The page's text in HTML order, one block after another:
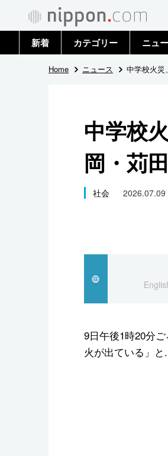
新着 カテゴリー
政治・外交
国際
社会
文化
スポーツ・東京2020
ニュ
トップ
Home ニュース 中学校火
中学校
岡・苅田
社会 2026.07.09
9日午後1時20分
火が出ている」と